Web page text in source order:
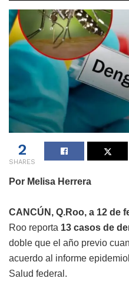
2
SHARES
Por Melisa Herrera
CANCÚN, Q.Roo, a 12 de
Roo reporta 13 casos de
doble que el año previo
acuerdo al informe
Salud federal.